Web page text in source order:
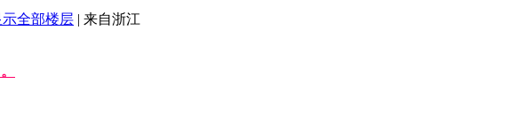
示全部楼层 | 来自浙江